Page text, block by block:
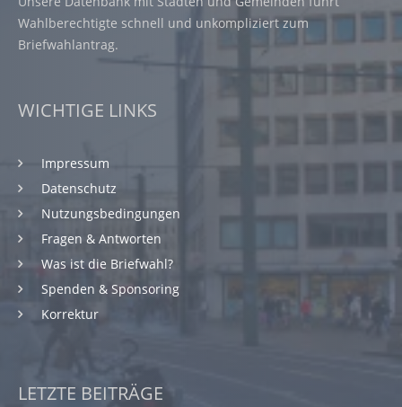
Wahlberechtigte schnell und unkompliziert zum
Briefwahlantrag.
WICHTIGE LINKS
Impressum
Datenschutz
Nutzungsbedingungen
Fragen & Antworten
Was ist die Briefwahl?
Spenden & Sponsoring
Korrektur
LETZTE BEITRÄGE